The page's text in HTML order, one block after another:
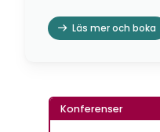
Läs mer och boka
Konferenser